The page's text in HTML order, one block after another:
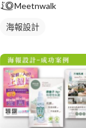
Meetnwalk
海報設計